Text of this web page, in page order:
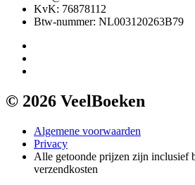
KvK: 76878112
Btw-nummer: NL003120263B79
© 2026 VeelBoeken
Algemene voorwaarden
Privacy
Alle getoonde prijzen zijn inclusief
verzendkosten